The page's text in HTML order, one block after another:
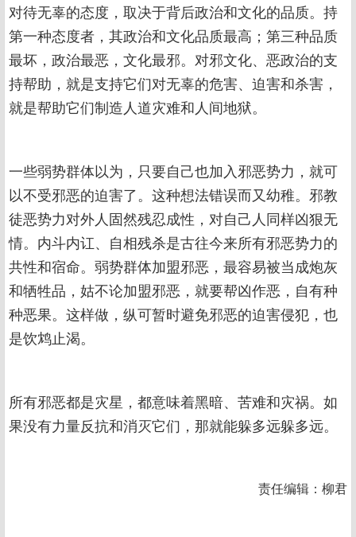
对待无辜的态度，取决于背后政治和文化的品质。持
第一种态度者，其政治和文化品质最高；第三种品质
最坏，政治最恶，文化最邪。对邪文化、恶政治的支
持帮助，就是支持它们对无辜的危害、迫害和杀害，
就是帮助它们制造人道灾难和人间地狱。
一些弱势群体以为，只要自己也加入邪恶势力，就可
以不受邪恶的迫害了。这种想法错误而又幼稚。邪教
徒恶势力对外人固然残忍成性，对自己人同样凶狠无
情。内斗内讧、自相残杀是古往今来所有邪恶势力的
共性和宿命。弱势群体加盟邪恶，最容易被当成炮灰
和牺牲品，姑不论加盟邪恶，就要帮凶作恶，自有种
种恶果。这样做，纵可暂时避免邪恶的迫害侵犯，也
是饮鸩止渴。
所有邪恶都是灾星，都意味着黑暗、苦难和灾祸。如
果没有力量反抗和消灭它们，那就能躲多远躲多远。
责任编辑：柳君